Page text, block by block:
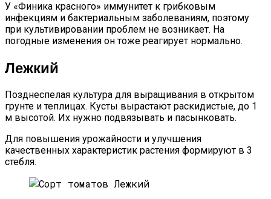
У «Финика красного» иммунитет к грибковым
инфекциям и бактериальным заболеваниям, поэтому
при культивировании проблем не возникает. На
погодные изменения он тоже реагирует нормально.
Лежкий
Позднеспелая культура для выращивания в открытом
грунте и теплицах. Кусты вырастают раскидистые, до 1
м высотой. Их нужно подвязывать и пасынковать.
Для повышения урожайности и улучшения
качественных характеристик растения формируют в 3
стебля.